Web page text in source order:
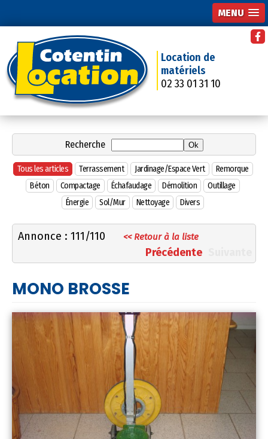
MENU
Location de
matériels
02 33 01 31 10
Tous les articles Terrassement Jardinage/Espace Vert
Remorque
Béton
Compactage Échafaudage Démolition
Outillage
Énergie
Sol/Mur Nettoyage Divers
Recherche
Annonce : 111/110 << Retour à la liste
Précédente
MONO BROSSE